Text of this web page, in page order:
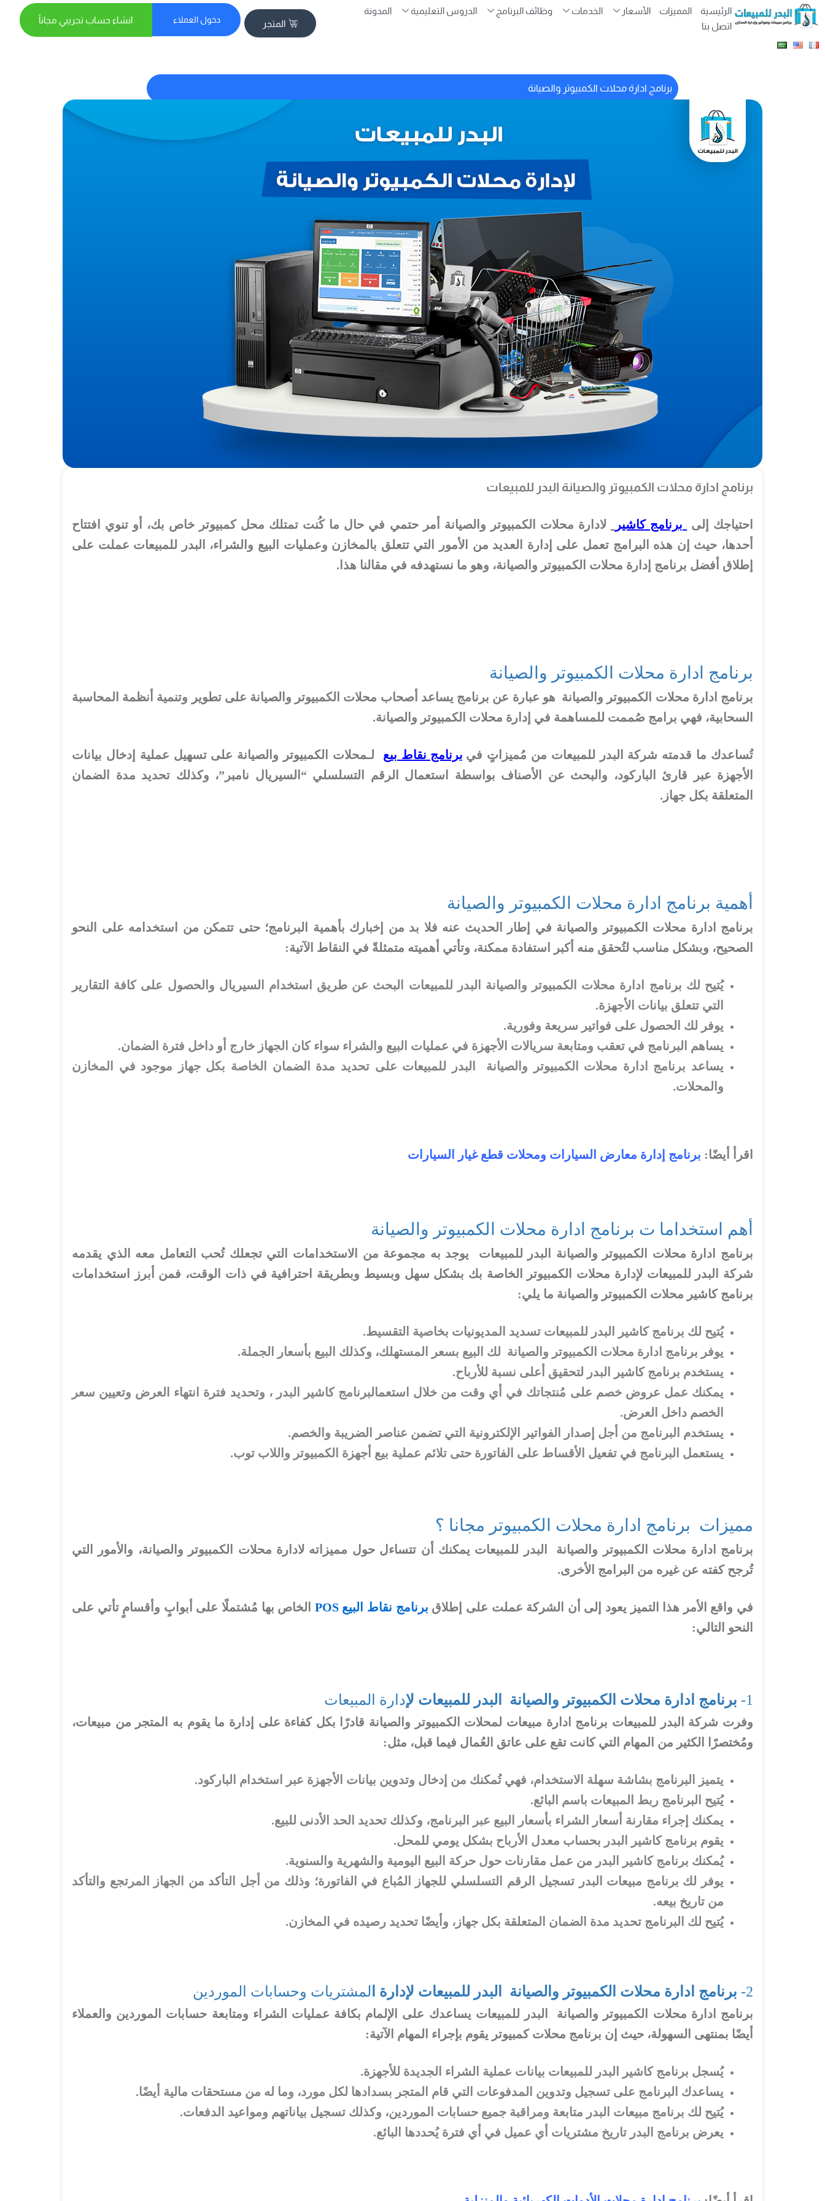
الرئيسية المميزات الأسعار الخدمات وظائف البرنامج الدروس التعليمية
المدونة
اتصل بنا
المتجر دخول العملاء انشاء حساب تجريبي مجاناً
برنامج ادارة محلات الكمبيوتر والصيانة
برنامج ادارة محلات الكمبيوتر والصيانة البدر للمبيعات
احتياجك إلى برنامج كاشير
لادارة محلات الكمبيوتر والصيانة أمر حتمي في حال ما كُنت تمتلك محل كمبيوتر خاص بك، أو تنوي افتتاح
أحدها، حيث إن هذه البرامج تعمل على إدارة العديد من الأمور التي تتعلق بالمخازن وعمليات البيع والشراء، البدر للمبيعات عملت على
إطلاق أفضل برنامج إدارة محلات الكمبيوتر والصيانة، وهو ما نستهدفه في مقالنا هذا.
برنامج ادارة محلات الكمبيوتر والصيانة
برنامج ادارة محلات الكمبيوتر والصيانة هو عبارة عن برنامج يساعد أصحاب محلات الكمبيوتر والصيانة على تطوير وتنمية أنظمة المحاسبة
السحابية، فهي برامج صُممت للمساهمة في إدارة محلات الكمبيوتر والصيانة.
تُساعدك ما قدمته شركة البدر للمبيعات من مُميزاتٍ في برنامج نقاط بيع لـمحلات الكمبيوتر والصيانة على تسهيل عملية إدخال بيانات
الأجهزة عبر قارئ الباركود، والبحث عن الأصناف بواسطة استعمال الرقم التسلسلي “السيريال نامبر”، وكذلك تحديد مدة الضمان
المتعلقة بكل جهاز.
أهمية برنامج ادارة محلات الكمبيوتر والصيانة
برنامج ادارة محلات الكمبيوتر والصيانة في إطار الحديث عنه فلا بد من إخبارك بأهمية البرنامج؛ حتى تتمكن من استخدامه على النحو
الصحيح، وبشكل مناسب لتُحقق منه أكبر استفادة ممكنة، وتأتي أهميته متمثلةً في النقاط الآتية:
يُتيح لك برنامج ادارة محلات الكمبيوتر والصيانة البدر للمبيعات البحث عن طريق استخدام السيريال والحصول على كافة التقارير
التي تتعلق بيانات الأجهزة.
يوفر لك الحصول على فواتير سريعة وفورية.
يساهم البرنامج في تعقب ومتابعة سريالات الأجهزة في عمليات البيع والشراء سواء كان الجهاز خارج أو داخل فترة الضمان.
يساعد برنامج ادارة محلات الكمبيوتر والصيانة البدر للمبيعات على تحديد مدة الضمان الخاصة بكل جهاز موجود في المخازن
والمحلات.
اقرأ أيضًا: برنامج إدارة معارض السيارات ومحلات قطع غيار السيارات
أهم استخداما ت برنامج ادارة محلات الكمبيوتر والصيانة
برنامج ادارة محلات الكمبيوتر والصيانة البدر للمبيعات يوجد به مجموعة من الاستخدامات التي تجعلك تُحب التعامل معه الذي يقدمه
شركة البدر للمبيعات لإدارة محلات الكمبيوتر الخاصة بك بشكل سهل وبسيط وبطريقة احترافية في ذات الوقت، فمن أبرز استخدامات
برنامج كاشير محلات الكمبيوتر والصيانة ما يلي:
يُتيح لك برنامج كاشير البدر للمبيعات تسديد المديونيات بخاصية التقسيط.
يوفر برنامج ادارة محلات الكمبيوتر والصيانة لك البيع بسعر المستهلك، وكذلك البيع بأسعار الجملة.
يستخدم برنامج كاشير البدر لتحقيق أعلى نسبة للأرباح.
يمكنك عمل عروض خصم على مُنتجاتك في أي وقت من خلال استعمالبرنامج كاشير البدر ، وتحديد فترة انتهاء العرض وتعيين سعر
الخصم داخل العرض.
يستخدم البرنامج من أجل إصدار الفواتير الإلكترونية التي تضمن عناصر الضريبة والخصم.
يستعمل البرنامج في تفعيل الأقساط على الفاتورة حتى تلائم عملية بيع أجهزة الكمبيوتر واللاب توب.
مميزات برنامج ادارة محلات الكمبيوتر مجانا ؟
برنامج ادارة محلات الكمبيوتر والصيانة البدر للمبيعات يمكنك أن تتساءل حول مميزاته لادارة محلات الكمبيوتر والصيانة، والأمور التي
تُرجح كفته عن غيره من البرامج الأخرى.
في واقع الأمر هذا التميز يعود إلى أن الشركة عملت على إطلاق برنامج نقاط البيع POS
الخاص بها مُشتملًا على أبوابٍ وأقسامٍ تأتي على
النحو التالي:
1- برنامج ادارة محلات الكمبيوتر والصيانة البدر للمبيعات لإدارة المبيعات
وفرت شركة البدر للمبيعات برنامج ادارة مبيعات لمحلات الكمبيوتر والصيانة قادرًا بكل كفاءة على إدارة ما يقوم به المتجر من مبيعات،
ومُختصرًا الكثير من المهام التي كانت تقع على عاتق العُمال فيما قبل، مثل:
يتميز البرنامج بشاشة سهلة الاستخدام، فهي تُمكنك من إدخال وتدوين بيانات الأجهزة عبر استخدام الباركود.
يُتيح البرنامج ربط المبيعات باسم البائع.
يمكنك إجراء مقارنة أسعار الشراء بأسعار البيع عبر البرنامج، وكذلك تحديد الحد الأدنى للبيع.
يقوم برنامج كاشير البدر بحساب معدل الأرباح بشكل يومي للمحل.
يُمكنك برنامج كاشير البدر من عمل مقارنات حول حركة البيع اليومية والشهرية والسنوية.
يوفر لك برنامج مبيعات البدر تسجيل الرقم التسلسلي للجهاز المُباع في الفاتورة؛ وذلك من أجل التأكد من الجهاز المرتجع والتأكد
من تاريخ بيعه.
يُتيح لك البرنامج تحديد مدة الضمان المتعلقة بكل جهاز، وأيضًا تحديد رصيده في المخازن.
2- برنامج ادارة محلات الكمبيوتر والصيانة البدر للمبيعات لإدارة ا لمشتريات وحسابات الموردين
برنامج ادارة محلات الكمبيوتر والصيانة البدر للمبيعات يساعدك على الإلمام بكافة عمليات الشراء ومتابعة حسابات الموردين والعملاء
أيضًا بمنتهى السهولة، حيث إن برنامج محلات كمبيوتر يقوم بإجراء المهام الآتية:
يُسجل برنامج كاشير البدر للمبيعات بيانات عملية الشراء الجديدة للأجهزة.
يساعدك البرنامج على تسجيل وتدوين المدفوعات التي قام المتجر بسدادها لكل مورد، وما له من مستحقات مالية أيضًا.
يُتيح لك برنامج مبيعات البدر متابعة ومراقبة جميع حسابات الموردين، وكذلك تسجيل بياناتهم ومواعيد الدفعات.
يعرض برنامج البدر تاريخ مشتريات أي عميل في أي فترة يُحددها البائع.